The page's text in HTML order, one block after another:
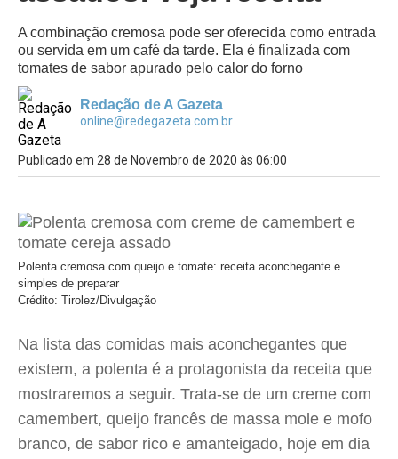
A combinação cremosa pode ser oferecida como entrada
ou servida em um café da tarde. Ela é finalizada com
tomates de sabor apurado pelo calor do forno
Redação de A Gazeta
online@redegazeta.com.br
Publicado em 28 de Novembro de 2020 às 06:00
Polenta cremosa com queijo e tomate: receita aconchegante e
simples de preparar
Crédito: Tirolez/Divulgação
Na lista das comidas mais aconchegantes que
existem, a polenta é a protagonista da receita que
mostraremos a seguir. Trata-se de um creme com
camembert, queijo francês de massa mole e mofo
branco, de sabor rico e amanteigado, hoje em dia